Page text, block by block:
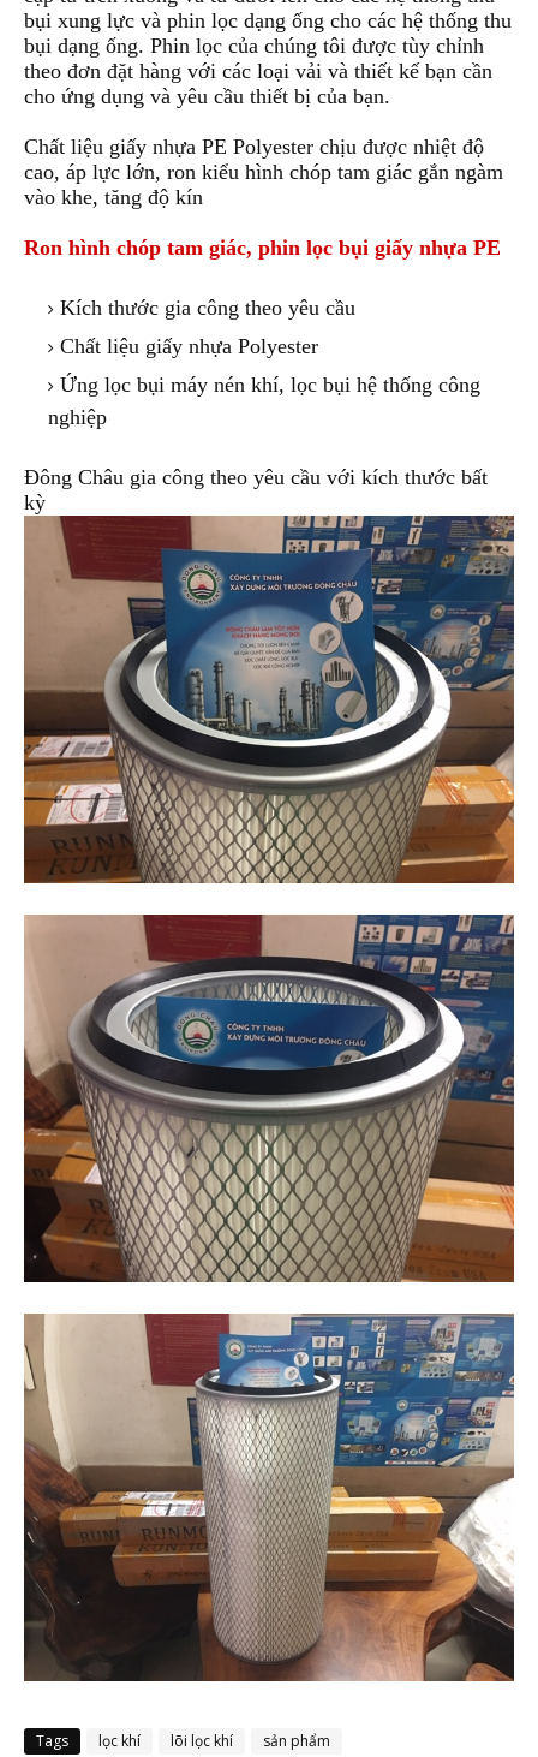
bụi xung lực và phin lọc dạng ống cho các hệ thống thu
bụi dạng ống. Phin lọc của chúng tôi được tùy chỉnh
theo đơn đặt hàng với các loại vải và thiết kế bạn cần
cho ứng dụng và yêu cầu thiết bị của bạn.
Chất liệu giấy nhựa PE Polyester chịu được nhiệt độ
cao, áp lực lớn, ron kiểu hình chóp tam giác gắn ngàm
vào khe, tăng độ kín
Ron hình chóp tam giác, phin lọc bụi giấy nhựa PE
Kích thước gia công theo yêu cầu
Chất liệu giấy nhựa Polyester
Ứng lọc bụi máy nén khí, lọc bụi hệ thống công
nghiệp
Đông Châu gia công theo yêu cầu với kích thước bất
kỳ
Tags lọc khí lõi lọc khí sản phẩm